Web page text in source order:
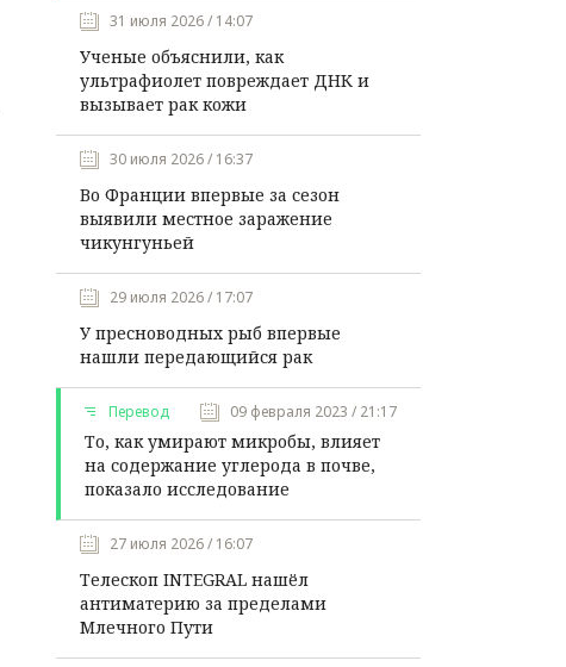
31 июля 2026 / 14:07
Ученые объяснили, как
ультрафиолет повреждает ДНК и
вызывает рак кожи
30 июля 2026 / 16:37
Во Франции впервые за сезон
выявили местное заражение
чикунгуньей
29 июля 2026 / 17:07
У пресноводных рыб впервые
нашли передающийся рак
Перевод 09 февраля 2023 / 21:17
То, как умирают микробы, влияет
на содержание углерода в почве,
показало исследование
27 июля 2026 / 16:07
Телескоп INTEGRAL нашёл
антиматерию за пределами
Млечного Пути